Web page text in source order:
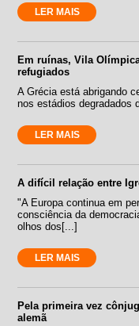
LER MAIS
Em ruínas, Vila
refugiados
A Grécia está abrigando
nos estádios degradados
LER MAIS
A difícil relação entre
"A Europa continua em
consciência da
olhos dos[...]
LER MAIS
Pela primeira vez
alemã